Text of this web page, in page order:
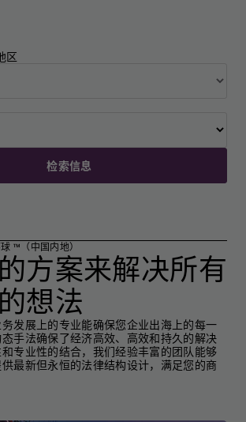
区
检索信息
™（中国内地）
方案来解决所有
想法
发展上的专业能确保您企业出海上的每一
手法确保了经济高效、高效和持久的解决
专业性的结合，我们经验丰富的团队能够
最新但永恒的法律结构设计，满足您的商